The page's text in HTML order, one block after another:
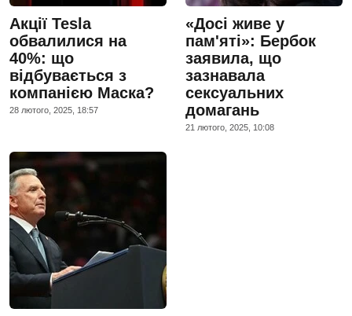
Акції Tesla
обвалилися на
40%: що
відбувається з
компанією Маска?
28 лютого, 2025, 18:57
«Досі живе у
пам'яті»: Бербок
заявила, що
зазнавала
сексуальних
домагань
21 лютого, 2025, 10:08